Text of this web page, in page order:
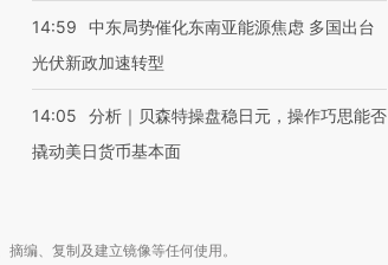
14:59
中东局势催化东南亚能源焦虑 多国出台
光伏新政加速转型
14:05
分析｜贝森特操盘稳日元，操作巧思能否
撬动美日货币基本面
编、复制及建立镜像等任何使用。